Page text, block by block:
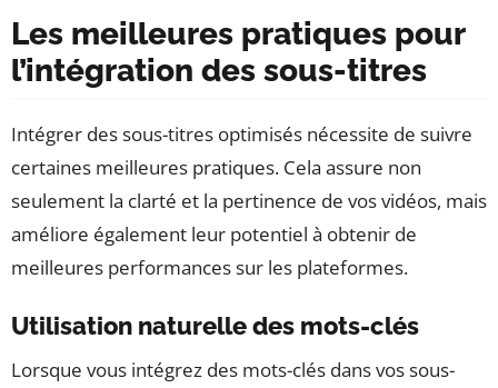
Les meilleures pratiques pour
l’intégration des sous-titres
Intégrer des sous-titres optimisés nécessite de suivre
certaines meilleures pratiques. Cela assure non
seulement la clarté et la pertinence de vos vidéos, mais
améliore également leur potentiel à obtenir de
meilleures performances sur les plateformes.
Utilisation naturelle des mots-clés
Lorsque vous intégrez des mots-clés dans vos sous-